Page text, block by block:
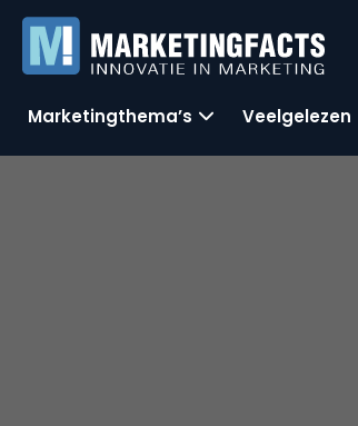
Marketingthema’s Veelgelezen